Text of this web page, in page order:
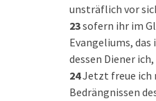
unsträflich vor
23sofern ihr im
Evangeliums,
dessen Diener
24Jetzt freue ich
Bedrängnissen